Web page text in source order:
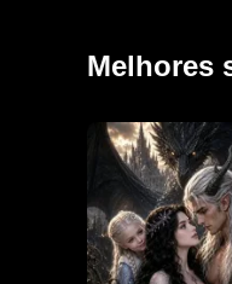
Melhores